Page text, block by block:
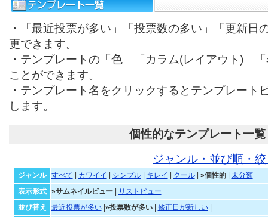
・「最近投票が多い」「投票数の多い」「更新日
更できます。
・テンプレートの「色」「カラム(レイアウト)」
ことができます。
・テンプレート名をクリックするとテンプレート
します。
個性的なテンプレート一覧
ジャンル・並び順・
ジャンル すべて カワイイ シンプル| キレイ クール| »個性的| 未分類
表示形式
»サムネイルビュー|
リストビュー
並び替え
最近投票が多い| »投票数が多い| 修正日が新しい|